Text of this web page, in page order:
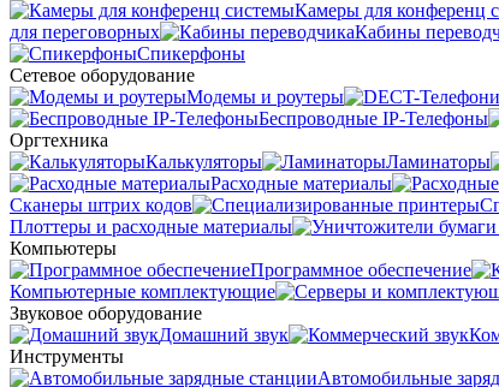
Камеры для конференц
для переговорных
Кабины
Спикерфоны
Сетевое оборудование
Модемы и роутеры
Беспроводные IP-Телефоны
Оргтехника
Калькуляторы
Ламинаторы
Расходные материалы
Сканеры штрих кодов
Плоттеры и расходные материалы
Компьютеры
Программное обеспечение
Компьютерные комплектующие
Звуковое оборудование
Домашний звук
Инструменты
Автомобильные